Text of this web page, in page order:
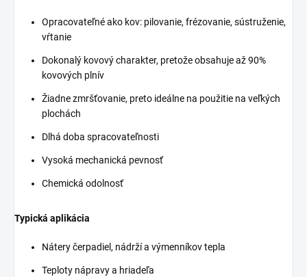
Opracovateľné ako kov: pilovanie, frézovanie, sústruženie,
vŕtanie
Dokonalý kovový charakter, pretože obsahuje až 90%
kovových plnív
Žiadne zmršťovanie, preto ideálne na použitie na veľkých
plochách
Dlhá doba spracovateľnosti
Vysoká mechanická pevnosť
Chemická odolnosť
Typická aplikácia
Nátery čerpadiel, nádrží a výmenníkov tepla
Teploty nápravy a hriadeľa